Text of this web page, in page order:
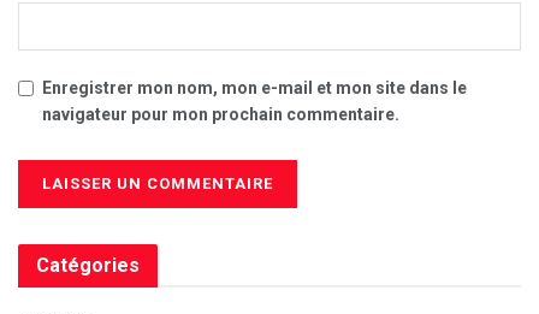
Enregistrer mon nom, mon e-mail et mon site dans le
navigateur pour mon prochain commentaire.
Catégories